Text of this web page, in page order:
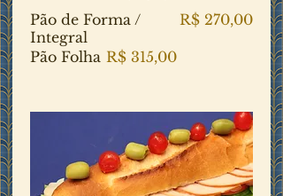
Pão de Forma /
Integral
R$ 270,00
Pão Folha R$ 315,00